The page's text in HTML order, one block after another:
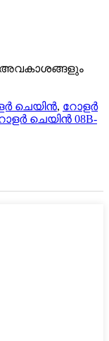
അവകാശങ്ങളും
ചെയിൻ, റോളർ
ചെയിൻ 08B-